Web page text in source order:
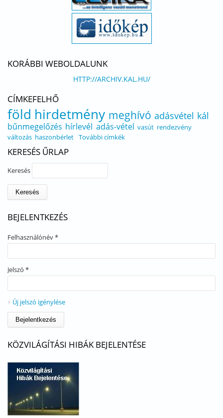
KORÁBBI WEBOLDALUNK
HTTP://ARCHIV.KAL.HU/
CÍMKEFELHŐ
föld hirdetmény meghívó adásvétel kál
bűnmegelőzés hírlevél adás-vétel vasút rendezvény
változás haszonbérlet További címkék
KERESÉS ŰRLAP
Keresés
BEJELENTKEZÉS
Felhasználónév*
Jelszó *
Új jelszó igénylése
KÖZVILÁGÍTÁSI HIBÁK BEJELENTÉSE